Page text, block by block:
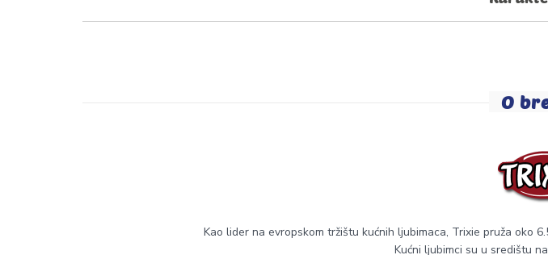
O
Kao lider na evropskom tržištu kućnih ljubimaca, Trixie pruža oko
Kućni ljubimci su u središtu